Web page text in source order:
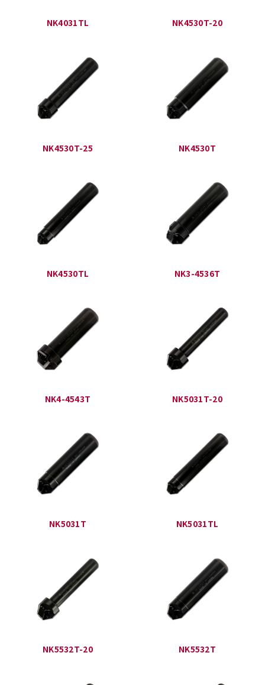
NK4031TL NK4530T-20
NK4530T-25 NK4530T
NK4530TL NK3-4536T
NK4-4543T NK5031T-20
NK5031T NK5031TL
NK5532T-20 NK5532T